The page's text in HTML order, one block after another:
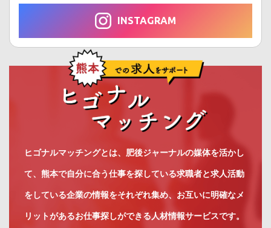
INSTAGRAM
ヒゴナルマッチングとは、肥後ジャーナルの媒体を活かし
て、熊本で自分に合う仕事を探している求職者と求人活動
をしている企業の情報をそれぞれ集め、お互いに明確なメ
リットがあるお仕事探しができる人材情報サービスです。